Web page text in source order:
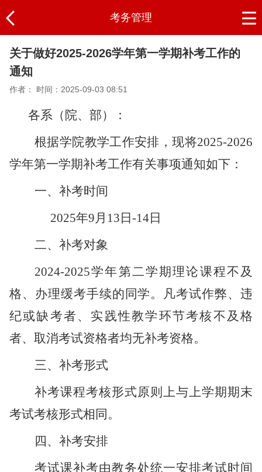
考务管理
关于做好2025-2026学年第一学期补考工作的
通知
作者： 时间：2025-09-03 08:51
各系（院、部）：
根据学院教学工作安排，现将2025-2026
学年第一学期补考工作有关事项通知如下：
一、补考时间
2025年9月13日-14日
二、补考对象
2024-2025学年第二学期理论课程不及
格、办理缓考手续的同学。凡考试作弊、违
纪或缺考者、实践性教学环节考核不及格
者、取消考试资格者均无补考资格。
三、补考形式
补考课程考核形式原则上与上学期期末
考试考核形式相同。
四、补考安排
考试课补考由教务处统一安排考试时间